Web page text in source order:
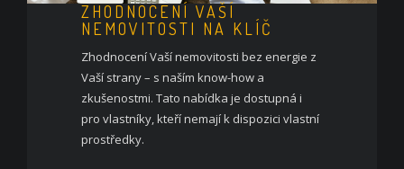
ZHODNOCENÍ VAŠÍ
NEMOVITOSTI NA KLÍČ
Zhodnocení Vaší nemovitosti bez energie z
Vaší strany – s naším know-how a
zkušenostmi. Tato nabídka je dostupná i
pro vlastníky, kteří nemají k dispozici vlastní
prostředky.